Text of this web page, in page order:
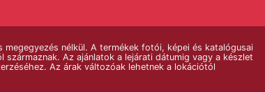
nélkül. A termékek fotói, képei és katalógusai
Az ajánlatok a lejárati dátumig vagy a készlet
Az árak változóak lehetnek a lokációtól